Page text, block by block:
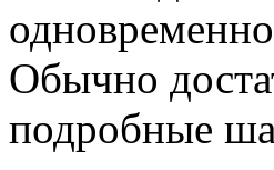
Обычно
подробные